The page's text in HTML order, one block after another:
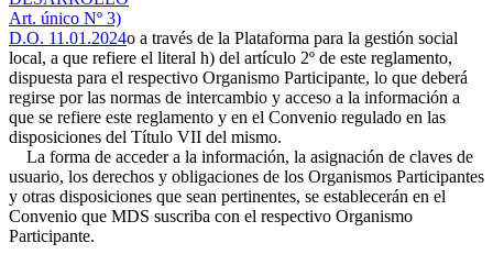
Art. único Nº 3)
D.O. 11.01.2024o a través de la Plataforma para la gestión social
local, a que refiere el literal h) del artículo 2º de este reglamento,
dispuesta para el respectivo Organismo Participante, lo que deberá
regirse por las normas de intercambio y acceso a la información a
que se refiere este reglamento y en el Convenio regulado en las
disposiciones del Título VII del mismo.
La forma de acceder a la información, la asignación de claves de
usuario, los derechos y obligaciones de los Organismos Participantes
y otras disposiciones que sean pertinentes, se establecerán en el
Convenio que MDS suscriba con el respectivo Organismo
Participante.